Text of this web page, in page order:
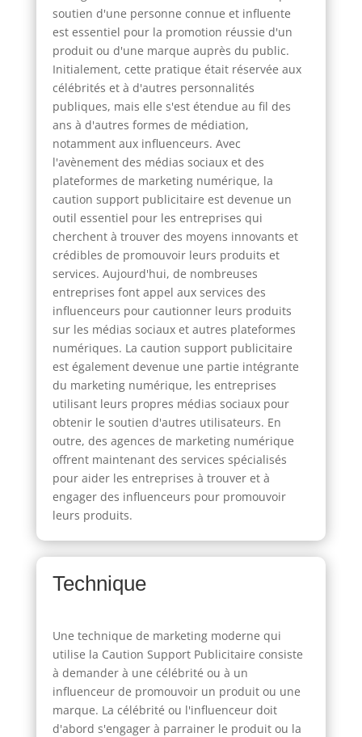
soutien d'une personne connue et influente
est essentiel pour la promotion réussie d'un
produit ou d'une marque auprès du public.
Initialement, cette pratique était réservée aux
célébrités et à d'autres personnalités
publiques, mais elle s'est étendue au fil des
ans à d'autres formes de médiation,
notamment aux influenceurs. Avec
l'avènement des médias sociaux et des
plateformes de marketing numérique, la
caution support publicitaire est devenue un
outil essentiel pour les entreprises qui
cherchent à trouver des moyens innovants et
crédibles de promouvoir leurs produits et
services. Aujourd'hui, de nombreuses
entreprises font appel aux services des
influenceurs pour cautionner leurs produits
sur les médias sociaux et autres plateformes
numériques. La caution support publicitaire
est également devenue une partie intégrante
du marketing numérique, les entreprises
utilisant leurs propres médias sociaux pour
obtenir le soutien d'autres utilisateurs. En
outre, des agences de marketing numérique
offrent maintenant des services spécialisés
pour aider les entreprises à trouver et à
engager des influenceurs pour promouvoir
leurs produits.
Technique
Une technique de marketing moderne qui
utilise la Caution Support Publicitaire consiste
à demander à une célébrité ou à un
influenceur de promouvoir un produit ou une
marque. La célébrité ou l'influenceur doit
d'abord s'engager à parrainer le produit ou la